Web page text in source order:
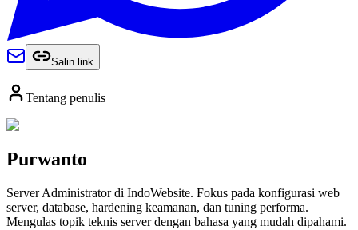
Salin link
Tentang penulis
Purwanto
Server Administrator di IndoWebsite. Fokus pada konfigurasi web
server, database, hardening keamanan, dan tuning performa.
Mengulas topik teknis server dengan bahasa yang mudah dipahami.